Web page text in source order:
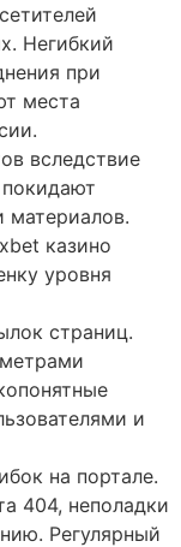
Негибкий
при
места
вследствие
материалов.
казино
уровня
страниц.
и
на портале.
404, неполадки
Регулярный